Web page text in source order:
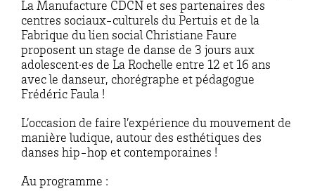
La Manufacture CDCN et ses partenaires des
centres sociaux-culturels du Pertuis et de la
Fabrique du lien social Christiane Faure
proposent un stage de danse de 3 jours aux
adolescent·es de La Rochelle entre 12 et 16 ans
avec le danseur, chorégraphe et pédagogue
Frédéric Faula !
L’occasion de faire l’expérience du mouvement de
manière ludique, autour des esthétiques des
danses hip-hop et contemporaines !
Au programme :